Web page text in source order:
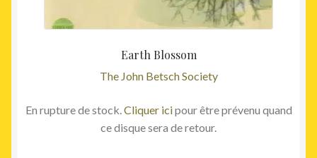
Earth Blossom
The John Betsch Society
En rupture de stock.Cliquer icipour être prévenu quand
ce disque sera de retour.